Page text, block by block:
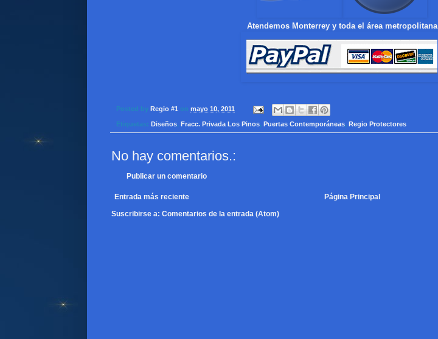
Atendemos Monterrey y toda el área metropolitana
Posted by Regio #1 on mayo 10, 2011
Etiquetas: Diseños, Fracc. Privada Los Pinos, Puertas Contemporáneas, Regio Protectores
No hay comentarios.:
Publicar un comentario
Entrada más reciente
Página Principal
Suscribirse a: Comentarios de la entrada (Atom)